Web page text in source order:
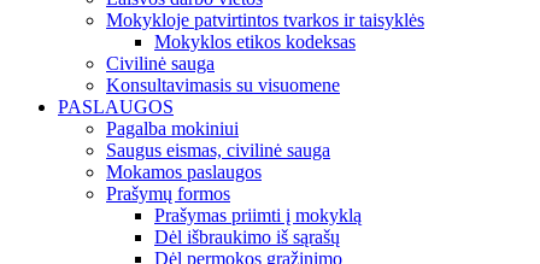
Mokykloje patvirtintos tvarkos ir taisyklės
Mokyklos etikos kodeksas
Civilinė sauga
Konsultavimasis su visuomene
PASLAUGOS
Pagalba mokiniui
Saugus eismas, civilinė sauga
Mokamos paslaugos
Prašymų formos
Prašymas priimti į mokyklą
Dėl išbraukimo iš sąrašų
Dėl permokos grąžinimo